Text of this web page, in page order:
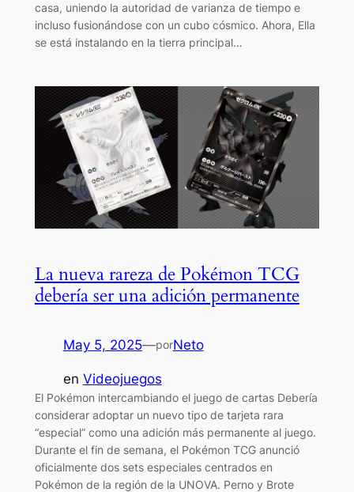
casa, uniendo la autoridad de varianza de tiempo e
incluso fusionándose con un cubo cósmico. Ahora, Ella
se está instalando en la tierra principal…
La nueva rareza de Pokémon TCG
debería ser una adición permanente
May 5, 2025—porNeto
en Videojuegos
El Pokémon intercambiando el juego de cartas Debería
considerar adoptar un nuevo tipo de tarjeta rara
“especial” como una adición más permanente al juego.
Durante el fin de semana, el Pokémon TCG anunció
oficialmente dos sets especiales centrados en
Pokémon de la región de la UNOVA. Perno y Brote